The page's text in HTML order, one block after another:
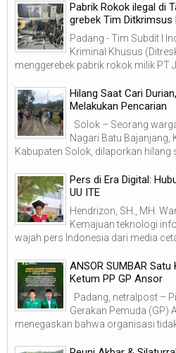
Pabrik Rokok ilegal di
grebek Tim Ditkrimsus
Padang - Tim Subdit I
Kriminal Khusus
menggerebek pabrik rokok milik PT
Hilang Saat Cari
Melakukan Pencarian
Solok – Seorang
Nagari Batu Bajanjang,
Kabupaten Solok, dilaporkan hilang
Pers di Era Digital:
UU ITE
Hendrizon, SH., MH.
Kemajuan teknologi
wajah pers Indonesia dari media
ANSOR SUMBAR
Ketum PP GP Ansor
Padang, netralpost –
Gerakan Pemuda (GP)
menegaskan bahwa organisasi